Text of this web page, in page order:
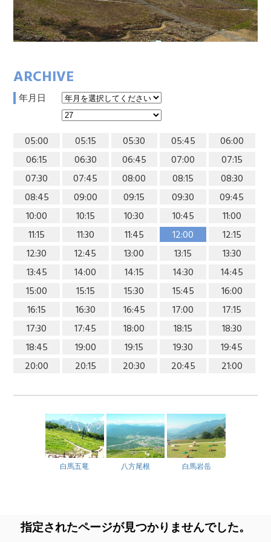
ARCHIVE
年月日
05:00 05:15 05:30 05:45
06:00
06:15
06:30 06:45 07:00
07:15
07:30
07:45 08:00 08:15
08:30
08:45
09:00 09:15 09:30
09:45
10:00
10:15 10:30 10:45
11:00
11:15
11:30 11:45 12:00
12:15
12:30
12:45 13:00 13:15
13:30
13:45
14:00 14:15 14:30
14:45
15:00
15:15 15:30 15:45
16:00
16:15
16:30 16:45 17:00
17:15
17:30
17:45 18:00 18:15
18:30
18:45
19:00 19:15 19:30
19:45
20:00
20:15 20:30 20:45 21:00
白馬五竜 八方尾根 白馬岩岳